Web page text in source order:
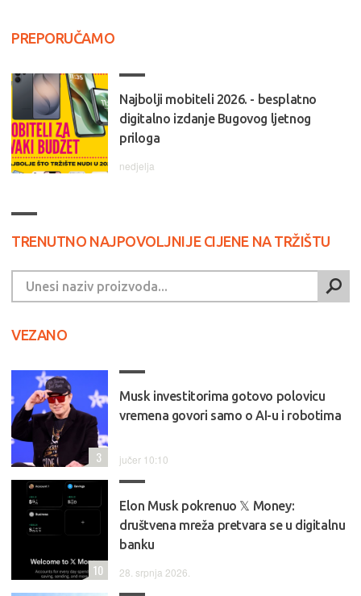
PREPORUČAMO
Najbolji mobiteli 2026. - besplatno
digitalno izdanje Bugovog ljetnog
priloga
nedjelja
TRENUTNO NAJPOVOLJNIJE CIJENE NA TRŽIŠTU
VEZANO
Musk investitorima gotovo polovicu
vremena govori samo o AI-u i robotima
jučer 10:10
3
Elon Musk pokrenuo 𝕏 Money:
društvena mreža pretvara se u digitalnu
banku
28. srpnja 2026.
10